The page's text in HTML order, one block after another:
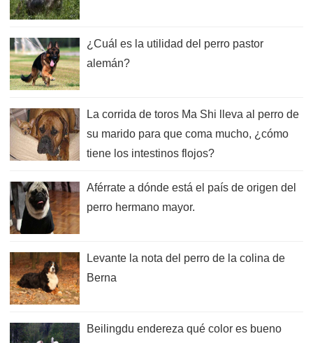
¿Cuál es la utilidad del perro pastor
alemán?
La corrida de toros Ma Shi lleva al perro de
su marido para que coma mucho, ¿cómo
tiene los intestinos flojos?
Aférrate a dónde está el país de origen del
perro hermano mayor.
Levante la nota del perro de la colina de
Berna
Beilingdu endereza qué color es bueno